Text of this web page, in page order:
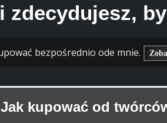
zdecydujesz,
bezpośrednio ode mnie.
Jak kupować od